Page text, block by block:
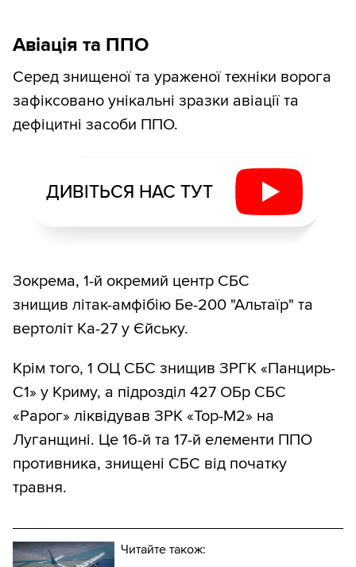
Авіація та ППО
Серед знищеної та ураженої техніки ворога
зафіксовано унікальні зразки авіації та
дефіцитні засоби ППО.
ДИВІТЬСЯ НАС ТУТ
Зокрема, 1-й окремий центр СБС
знищив літак-амфібію Бе-200 "Альтаїр" та
вертоліт Ка-27 у Єйську.
Крім того, 1 ОЦ СБС знищив ЗРГК «Панцирь-
С1» у Криму, а підрозділ 427 ОБр СБС
«Рарог» ліквідував ЗРК «Тор-М2» на
Луганщині. Це 16-й та 17-й елементи ППО
противника, знищені СБС від початку
травня.
Читайте також: